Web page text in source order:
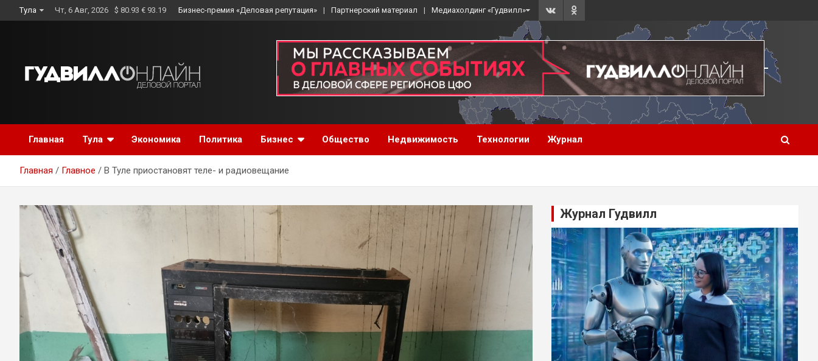
to
Тула Чт, 6 Авг, 2026 $ 80.93 € 93.19 Бизнес-премия «Деловая репутация» Партнерский материал Медиахолдинг «Гудвилл»
Главная Тула Экономика Политика Бизнес Общество Недвижимость Технологии Журнал
Главная Главное В Туле приостановят теле- и радиовещание
Журнал Гудвилл